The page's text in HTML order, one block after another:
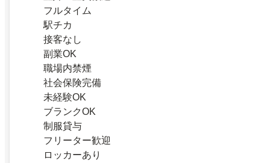
フルタイム
駅チカ
接客なし
副業OK
職場内禁煙
社会保険完備
未経験OK
ブランクOK
制服貸与
フリーター歓迎
ロッカーあり